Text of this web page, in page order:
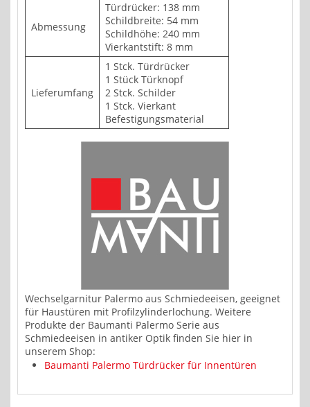
Abmessung
Türdrücker: 138 mm
Schildbreite: 54 mm
Schildhöhe: 240 mm
Vierkantstift: 8 mm
Lieferumfang
1 Stck. Türdrücker
1 Stück Türknopf
2 Stck. Schilder
1 Stck. Vierkant
Befestigungsmaterial
Wechselgarnitur Palermo aus Schmiedeeisen, geeignet
für Haustüren mit Profilzylinderlochung. Weitere
Produkte der Baumanti Palermo Serie aus
Schmiedeeisen in antiker Optik finden Sie hier in
unserem Shop:
Baumanti Palermo Türdrücker für Innentüren